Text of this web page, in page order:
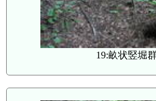
19:畝状竪堀